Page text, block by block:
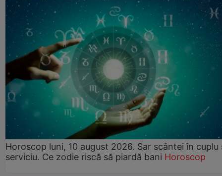
Horoscop luni, 10 august 2026. Sar scântei în cuplu
serviciu. Ce zodie riscă să piardă bani Horoscop